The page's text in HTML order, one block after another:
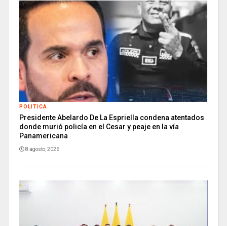
POLITICA
Presidente Abelardo De La Espriella condena atentados
donde murió policía en el Cesar y peaje en la vía
Panamericana
8 agosto, 2026